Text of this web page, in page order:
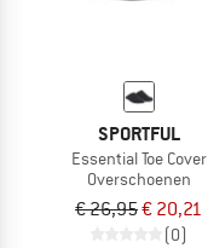
SPORTFUL
Essential Toe Cover
Overschoenen
€ 26,95€ 20,21
(0)